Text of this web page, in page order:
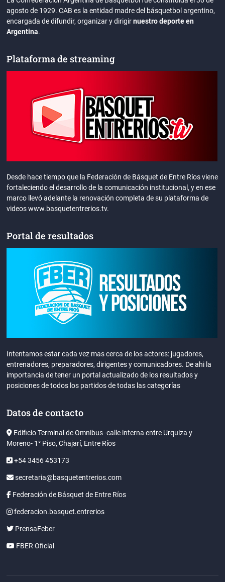
agosto de 1929. CAB es la entidad madre del básquetbol argentino,
encargada de difundir, organizar y dirigirnuestro deporte en
Argentina.
Plataforma de streaming
Desde hace tiempo que la Federación de Básquet de Entre Ríos viene
fortaleciendo el desarrollo de la comunicación institucional, y en ese
marco llevó adelante la renovación completa de su plataforma de
videos www.basquetentrerios.tv.
Portal de resultados
Intentamos estar cada vez mas cerca de los actores: jugadores,
entrenadores, preparadores, dirigentes y comunicadores. De ahi la
importancia de tener un portal actualizado de los resultados y
posiciones de todos los partidos de todas las categorías
Datos de contacto
Edificio Terminal de Omnibus -calle interna entre Urquiza y
Moreno- 1° Piso, Chajarí, Entre Ríos
+54 3456 453173
secretaria@basquetentrerios.com
Federación de Básquet de Entre Ríos
federacion.basquet.entrerios
PrensaFeber
FBER Oficial